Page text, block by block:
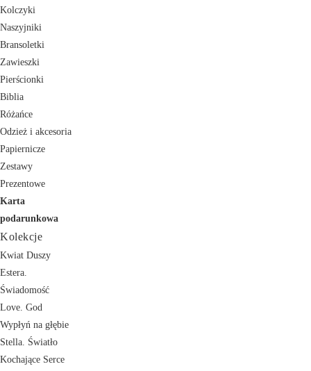
Kolczyki
Naszyjniki
Bransoletki
Zawieszki
Pierścionki
Biblia
Różańce
Odzież i akcesoria
Papiernicze
Zestawy
Prezentowe
Karta
podarunkowa
Kolekcje
Kwiat Duszy
Estera.
Świadomość
Love. God
Wypłyń na głębie
Stella. Światło
Kochające Serce